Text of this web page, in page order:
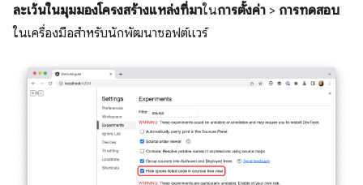
ละเว้นในมุมมองโครงสร้างแหล่งที่มาในการตั้งค่า > การทดสอบ
ในเครื่องมือสำหรับนักพัฒนาซอฟต์แวร์